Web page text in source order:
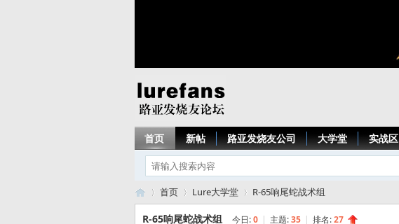
首页 新帖 路亚发烧友公司 大学堂 实战区
首页 Lure大学堂 R-65响尾蛇战术组
R-65响尾蛇战术组 今日:0 | 主题:35 | 排名:27